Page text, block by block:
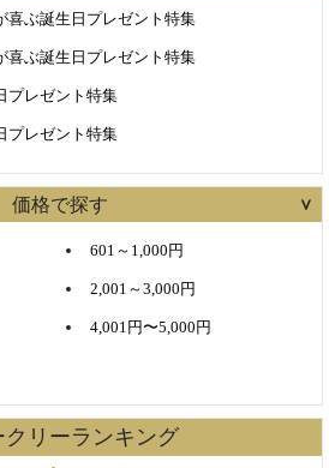
喜ぶ誕生日プレゼント特集
喜ぶ誕生日プレゼント特集
プレゼント特集
プレゼント特集
価格で探す
601～1,000円
2,001～3,000円
4,001円〜5,000円
クリーランキング